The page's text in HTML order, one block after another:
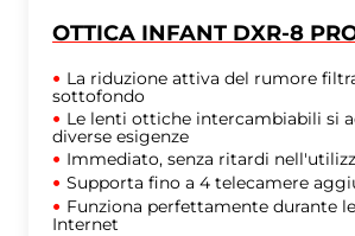
OTTICA INFANT DXR-8
La riduzione attiva del rumore
sottofondo
Le lenti ottiche intercambiabili si
diverse esigenze
Immediato, senza ritardi
Supporta fino a 4 telecamere
Funziona perfettamente durante
Internet